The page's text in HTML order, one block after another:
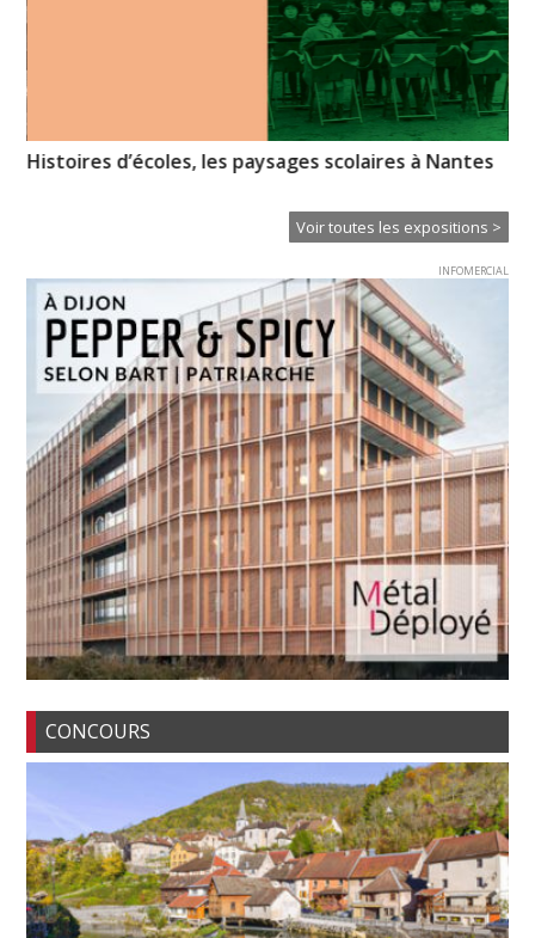
Histoires d’écoles, les paysages scolaires à Nantes
Voir toutes les expositions >
INFOMERCIAL
CONCOURS